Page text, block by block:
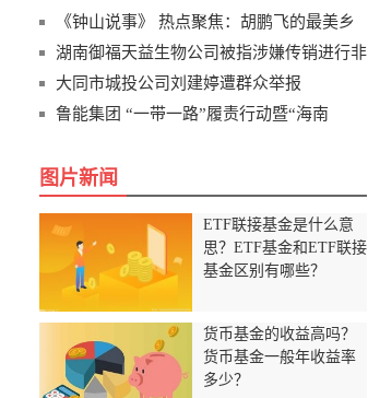
《钟山说事》 热点聚焦：胡鹏飞的最美乡
湖南御福天益生物公司被指涉嫌传销进行非
大同市城投公司刘建婷遭群众举报
鲁能集团 “一带一路”履责行动暨“海南
图片新闻
ETF联接基金是什么意
思？ETF基金和ETF联接
基金区别有哪些？
货币基金的收益高吗？
货币基金一般年收益率
多少？